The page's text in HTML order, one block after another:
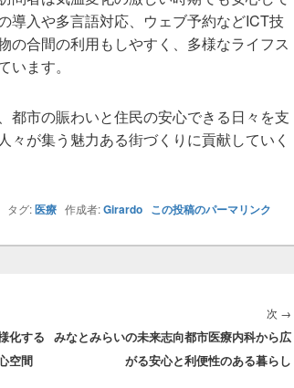
導入や多言語対応、ウェブ予約などICT技
の合間の利用もしやすく、多様なライフス
ます。
都市の賑わいと住民の安心できる日々を支
々が集う魅力ある街づくりに貢献していく
タグ:医療 作成者:Girardo この投稿のパーマリンク
化する
空間
次 →
の
みなとみらいの未来志向都市医療内科から広
がる安心と利便性のある暮らし